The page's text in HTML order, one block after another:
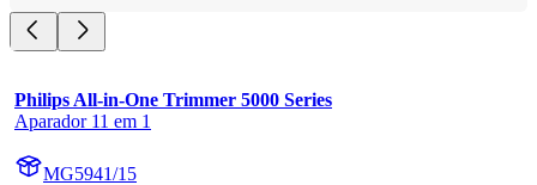
Philips All-in-One Trimmer 5000 Series
Aparador 11 em 1
MG5941/15